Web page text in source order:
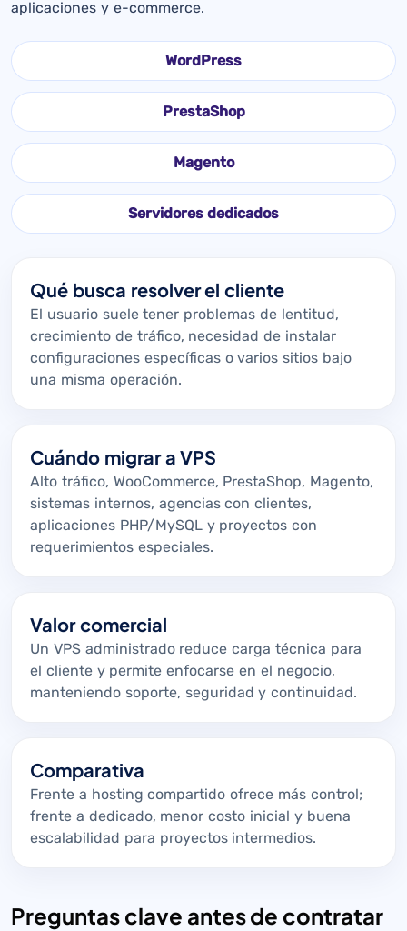
aplicaciones y e-commerce.
WordPress
PrestaShop
Magento
Servidores dedicados
Qué busca resolver el cliente
El usuario suele tener problemas de lentitud,
crecimiento de tráfico, necesidad de instalar
configuraciones específicas o varios sitios bajo
una misma operación.
Cuándo migrar a VPS
Alto tráfico, WooCommerce, PrestaShop, Magento,
sistemas internos, agencias con clientes,
aplicaciones PHP/MySQL y proyectos con
requerimientos especiales.
Valor comercial
Un VPS administrado reduce carga técnica para
el cliente y permite enfocarse en el negocio,
manteniendo soporte, seguridad y continuidad.
Comparativa
Frente a hosting compartido ofrece más control;
frente a dedicado, menor costo inicial y buena
escalabilidad para proyectos intermedios.
Preguntas clave antes de contratar